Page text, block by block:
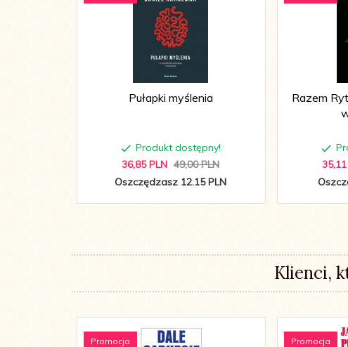
Pułapki myślenia
Produkt dostępny!
36,85 PLN 49,00 PLN
Oszczędzasz 12.15 PLN
Razem
35,11
Klienci,
Promocja Promocja